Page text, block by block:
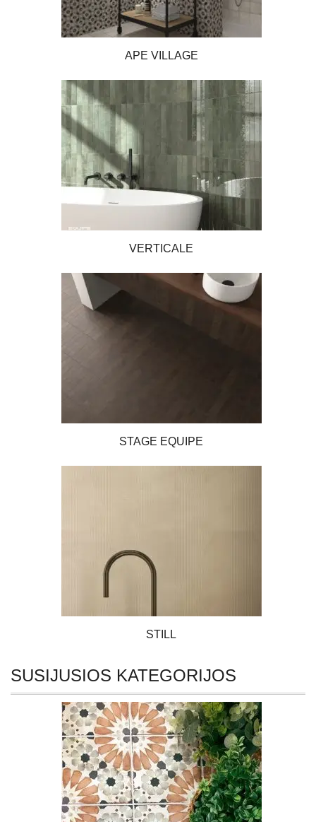
APE VILLAGE
VERTICALE
STAGE EQUIPE
STILL
SUSIJUSIOS KATEGORIJOS